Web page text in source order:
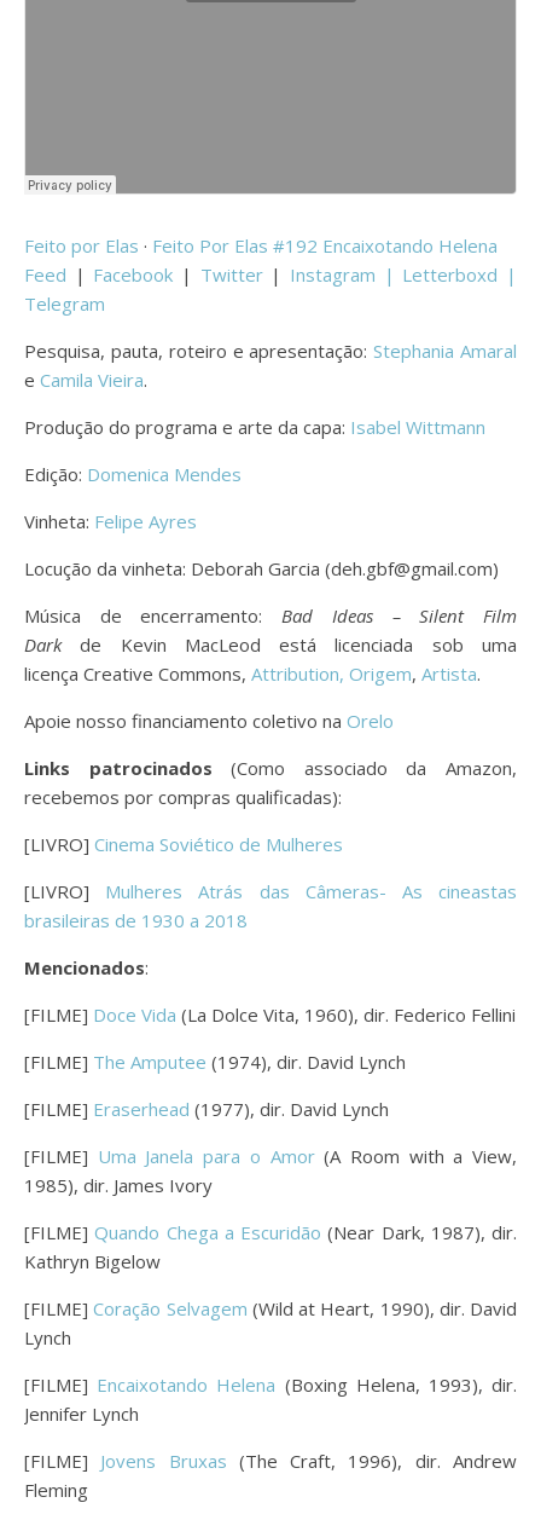
Feito por Elas · Feito Por Elas #192 Encaixotando Helena
Feed | Facebook | Twitter | Instagram | Letterboxd |
Telegram
Pesquisa, pauta, roteiro e apresentação:Stephania Amaral
e Camila Vieira.
Produção do programa e arte da capa: Isabel Wittmann
Edição: Domenica Mendes
Vinheta: Felipe Ayres
Locução da vinheta: Deborah Garcia (deh.gbf@gmail.com)
Música de encerramento:Bad Ideas – Silent Film
Darkde Kevin MacLeod está licenciada sob uma
licença Creative Commons, Attribution, Origem, Artista.
Apoie nosso financiamento coletivo na Orelo
Links patrocinados(Como associado da Amazon,
recebemos por compras qualificadas):
[LIVRO] Cinema Soviético de Mulheres
[LIVRO] Mulheres Atrás das Câmeras- As cineastas
brasileiras de 1930 a 2018
Mencionados:
[FILME] Doce Vida (La Dolce Vita, 1960), dir. Federico Fellini
[FILME] The Amputee (1974), dir. David Lynch
[FILME] Eraserhead (1977), dir. David Lynch
[FILME] Uma Janela para o Amor(A Room with a View,
1985), dir. James Ivory
[FILME]Quando Chega a Escuridão (Near Dark, 1987), dir.
Kathryn Bigelow
[FILME]Coração Selvagem (Wild at Heart, 1990), dir. David
Lynch
[FILME] Encaixotando Helena (Boxing Helena, 1993), dir.
Jennifer Lynch
[FILME] Jovens Bruxas (The Craft, 1996), dir. Andrew
Fleming